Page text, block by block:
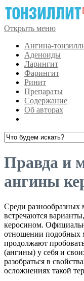
Открыть меню
Ангина-
Аденоиды
Ларингит
Фарингит
Ринит
Препараты
Содержание
Об авторах
Правда и
ангины
Среди
встречаются
керосином.
отношении подобных
продолжают
(ангины) у себя и
разобраться в
осложнениях такой